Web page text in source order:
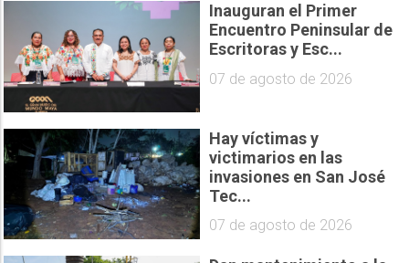
Inauguran el Primer
Encuentro Peninsular de
Escritoras y Esc...
07 de agosto de 2026
Hay víctimas y
victimarios en las
invasiones en San José
Tec...
07 de agosto de 2026